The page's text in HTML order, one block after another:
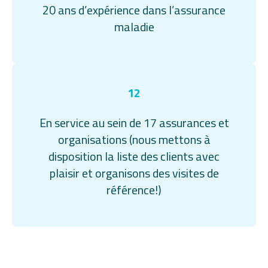
20 ans d’expérience dans l’assurance
maladie
12
En service au sein de 17 assurances et
organisations (nous mettons à
disposition la liste des clients avec
plaisir et organisons des visites de
référence!)